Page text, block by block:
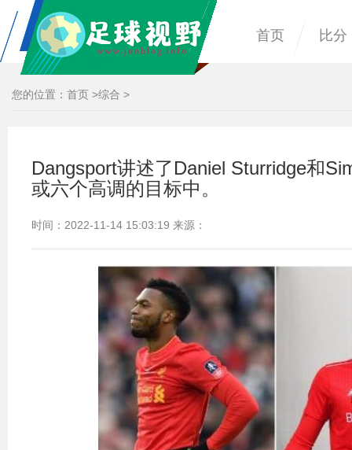
首页 比分
您的位置： 首页 >综合 >
Dangsport讲述了Daniel Sturridge和
或六个高调的目标中。
时间：2022-11-14 15:03:19 来源：